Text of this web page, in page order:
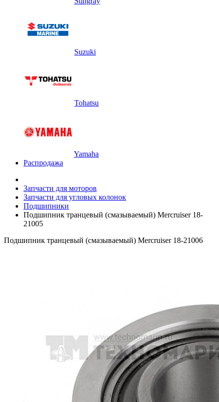
Suzuki
Tohatsu
Yamaha
Распродажа
Запчасти для моторов
Запчасти для угловых колонок
Подшипники
Подшипник транцевый (смазываемый) Mercruiser 18-
21005
Подшипник транцевый (смазываемый) Mercruiser 18-21006